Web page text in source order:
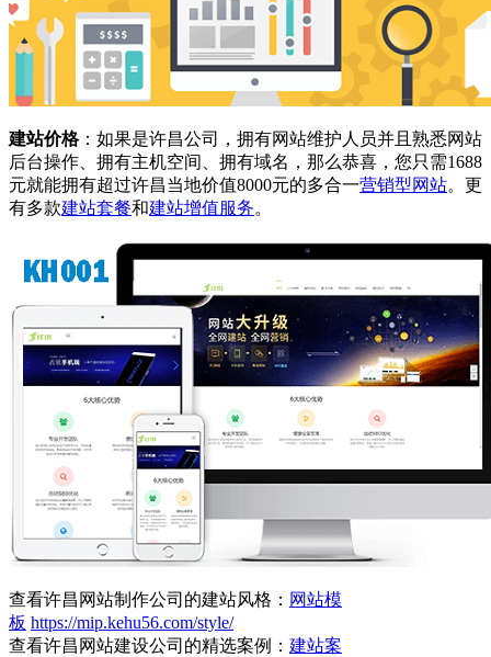
建站价格：如果是许昌公司，拥有网站维护人员并且熟悉网站
后台操作、拥有主机空间、拥有域名，那么恭喜，您只需1688
元就能拥有超过许昌当地价值8000元的多合一营销型网站。更
有多款建站套餐和建站增值服务。
查看许昌网站制作公司的建站风格： 网站模
板 https://mip.kehu56.com/style/
查看许昌网站建设公司的精选案例： 建站案